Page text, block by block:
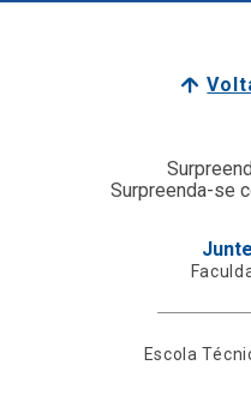
Surpreenda-se
Escola